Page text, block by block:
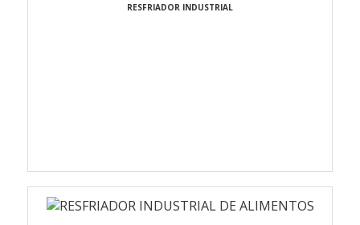
RESFRIADOR INDUSTRIAL